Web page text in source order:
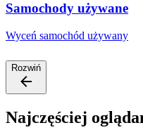
Samochody używane
Wyceń samochód używany
Rozwiń
Najczęściej